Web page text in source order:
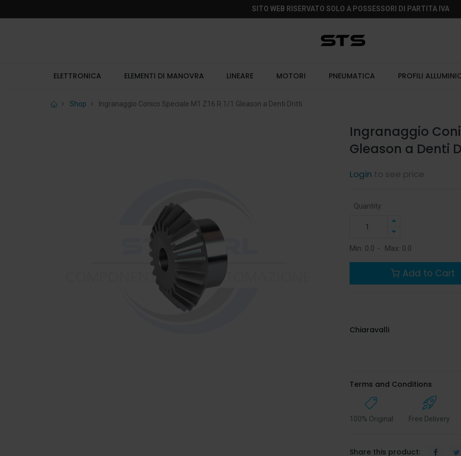
SITO WEB RISERVATO SOLO A POSSESSORI DI PARTITA IVA
ELETTRONICA ELEMENTI DI MANOVRA LINEARE MOTORI PNEUMATICA PROFILI
Shop Ingranaggio Conico Speciale M1 Z16 R.1/1 Gleason a Denti Dritti
Ingranaggio
Gleason a Denti
Login to see price
Quantity:
Min: 0.0 - Max: 0.0
Add to Cart
Chiaravalli
Terms and Conditions
100% Original Free Delivery
Share this product: